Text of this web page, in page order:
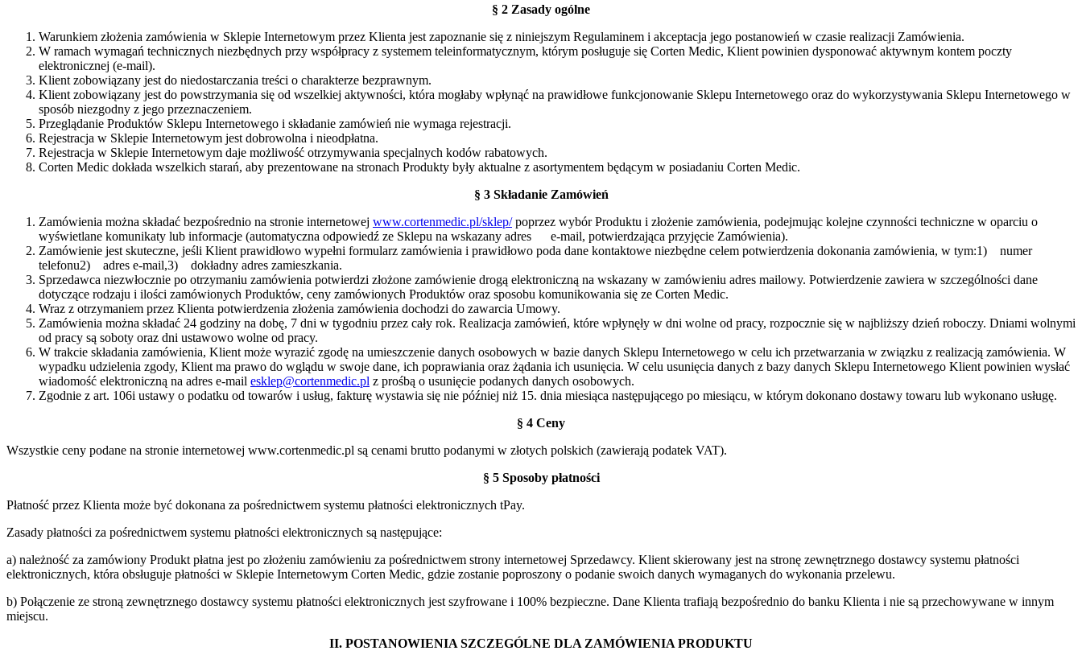
§ 2 Zasady ogólne
Warunkiem złożenia zamówienia w Sklepie Internetowym przez Klienta jest zapoznanie się z niniejszym Regulaminem i akceptacja jego postanowień w czasie realizacji Zamówienia.
W ramach wymagań technicznych niezbędnych przy współpracy z systemem teleinformatycznym, którym posługuje się Corten Medic, Klient powinien dysponować aktywnym kontem poczty
elektronicznej (e-mail).
Klient zobowiązany jest do niedostarczania treści o charakterze bezprawnym.
Klient zobowiązany jest do powstrzymania się od wszelkiej aktywności, która mogłaby wpłynąć na prawidłowe funkcjonowanie Sklepu Internetowego oraz do wykorzystywania Sklepu Internetowego w
sposób niezgodny z jego przeznaczeniem.
Przeglądanie Produktów Sklepu Internetowego i składanie zamówień nie wymaga rejestracji.
Rejestracja w Sklepie Internetowym jest dobrowolna i nieodpłatna.
Rejestracja w Sklepie Internetowym daje możliwość otrzymywania specjalnych kodów rabatowych.
Corten Medic dokłada wszelkich starań, aby prezentowane na stronach Produkty były aktualne z asortymentem będącym w posiadaniu Corten Medic.
§ 3 Składanie Zamówień
Zamówienia można składać bezpośrednio na stronie internetowej www.cortenmedic.pl/sklep/poprzez wybór Produktu i złożenie zamówienia, podejmując kolejne czynności techniczne w oparciu o
wyświetlane komunikaty lub informacje (automatyczna odpowiedź ze Sklepu na wskazany adres e-mail, potwierdzająca przyjęcie Zamówienia).
Zamówienie jest skuteczne, jeśli Klient prawidłowo wypełni formularz zamówienia i prawidłowo poda dane kontaktowe niezbędne celem potwierdzenia dokonania zamówienia, w tym:1) numer
telefonu2) adres e-mail,3) dokładny adres zamieszkania.
Sprzedawca niezwłocznie po otrzymaniu zamówienia potwierdzi złożone zamówienie drogą elektroniczną na wskazany w zamówieniu adres mailowy. Potwierdzenie zawiera w szczególności dane
dotyczące rodzaju i ilości zamówionych Produktów, ceny zamówionych Produktów oraz sposobu komunikowania się ze Corten Medic.
Wraz z otrzymaniem przez Klienta potwierdzenia złożenia zamówienia dochodzi do zawarcia Umowy.
Zamówienia można składać 24 godziny na dobę, 7 dni w tygodniu przez cały rok. Realizacja zamówień, które wpłynęły w dni wolne od pracy, rozpocznie się w najbliższy dzień roboczy. Dniami wolnymi
od pracy są soboty oraz dni ustawowo wolne od pracy.
W trakcie składania zamówienia, Klient może wyrazić zgodę na umieszczenie danych osobowych w bazie danych Sklepu Internetowego w celu ich przetwarzania w związku z realizacją zamówienia. W
wypadku udzielenia zgody, Klient ma prawo do wglądu w swoje dane, ich poprawiania oraz żądania ich usunięcia. W celu usunięcia danych z bazy danych Sklepu Internetowego Klient powinien wysłać
wiadomość elektroniczną na adres e-mail esklep@cortenmedic.pl z prośbą o usunięcie podanych danych osobowych.
Zgodnie z art. 106i ustawy o podatku od towarów i usług, fakturę wystawia się nie później niż 15. dnia miesiąca następującego po miesiącu, w którym dokonano dostawy towaru lub wykonano usługę.
§ 4 Ceny
Wszystkie ceny podane na stronie internetowej www.cortenmedic.pl są cenami brutto podanymi w złotych polskich (zawierają podatek VAT).
§ 5 Sposoby płatności
Płatność przez Klienta może być dokonana za pośrednictwem systemu płatności elektronicznych tPay.
Zasady płatności za pośrednictwem systemu płatności elektronicznych są następujące:
a) należność za zamówiony Produkt płatna jest po złożeniu zamówieniu za pośrednictwem strony internetowej Sprzedawcy. Klient skierowany jest na stronę zewnętrznego dostawcy systemu płatności
elektronicznych, która obsługuje płatności w Sklepie Internetowym Corten Medic, gdzie zostanie poproszony o podanie swoich danych wymaganych do wykonania przelewu.
b) Połączenie ze stroną zewnętrznego dostawcy systemu płatności elektronicznych jest szyfrowane i 100% bezpieczne. Dane Klienta trafiają bezpośrednio do banku Klienta i nie są przechowywane w innym
miejscu.
II. POSTANOWIENIA SZCZEGÓLNE DLA ZAMÓWIENIA PRODUKTU